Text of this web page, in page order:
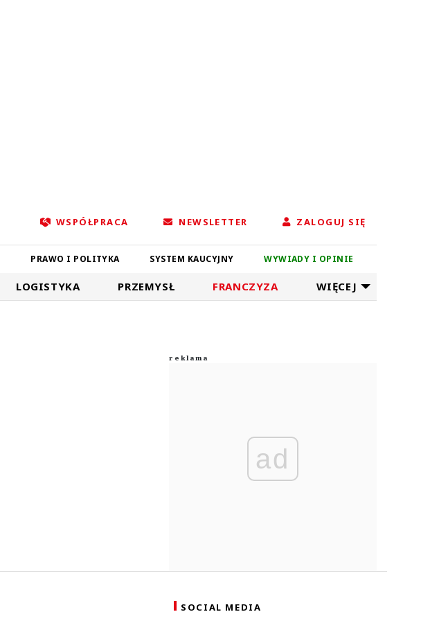
WSPÓŁPRACA NEWSLETTER ZALOGUJ SIĘ
PRAWO I POLITYKA SYSTEM KAUCYJNY WYWIADY I OPINIE
LOGISTYKA PRZEMYSŁ FRANCZYZA WIĘCEJ
ad
SOCIAL MEDIA